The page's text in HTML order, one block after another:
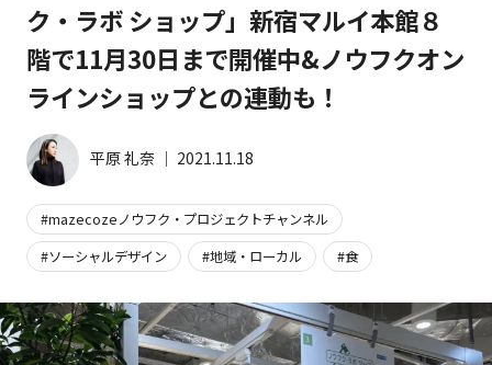
ク・ラボ ショップ」新宿マルイ本館８
階で11月30日まで開催中&ノウフクオン
ラインショップとの連動も！
平原 礼奈 │ 2021.11.18
mazecozeノウフク・プロジェクトチャンネル
ソーシャルデザイン
地域・ローカル 食